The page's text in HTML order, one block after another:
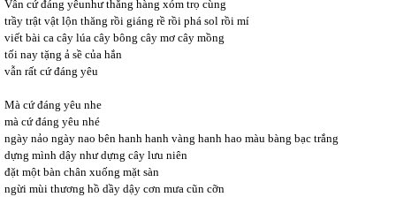
Vẫn cứ đáng yêunhư thằng hàng xóm trọ cùng
trầy trật vật lộn thăng rồi giáng rề rồi phá sol rồi mí
viết bài ca cây lúa cây bông cây mơ cây mồng
tối nay tặng ả sề của hắn
vẫn rất cứ đáng yêu
Mà cứ đáng yêu nhe
mà cứ đáng yêu nhé
ngày nảo ngày nao bên hanh hanh vàng hanh hao màu bàng bạc trắng
dựng mình dậy như dựng cây lưu niên
đặt một bàn chân xuống mặt sàn
ngừi mùi thương hồ dầy dậy cơn mưa cũn cỡn